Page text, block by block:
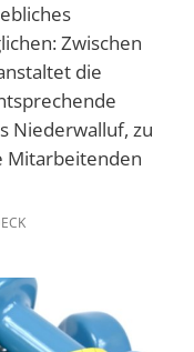
Zwischen
die
Niederwalluf, zu
Mitarbeitenden